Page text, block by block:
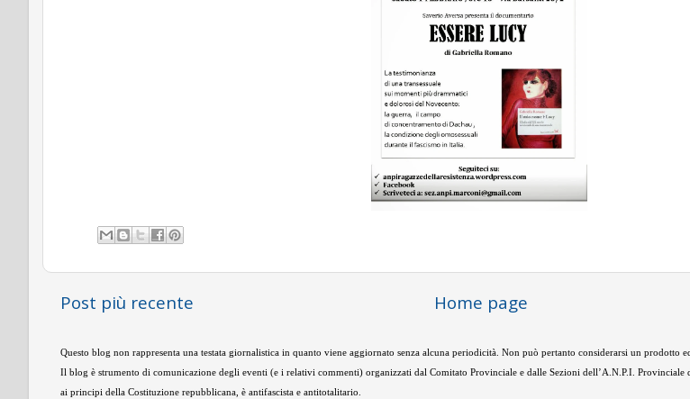
Post più recente Home page
Questo blog non rappresenta una testata giornalistica in quanto viene aggiornato senza alcuna periodicità. Non può pertanto considerarsi un prodotto
Il blog è strumento di comunicazione degli eventi (e i relativi commenti) organizzati dal Comitato Provinciale e dalle Sezioni dell’A.N.P.I. Provinciale
ai principi della Costituzione repubblicana, è antifascista e antitotalitario.